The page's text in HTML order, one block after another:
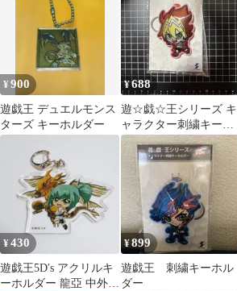
¥900
遊戯王 デュエルモンス
ターズ キーホルダー
¥688
遊☆戯☆王シリーズ キ
ャラクター刺繍キーホ
ルダー 王道遊我
¥430
遊戯王5D′s アクリルキ
ーホルダー 龍亞 中外鉱
¥899
遊戯王 刺繍キーホル
ダー